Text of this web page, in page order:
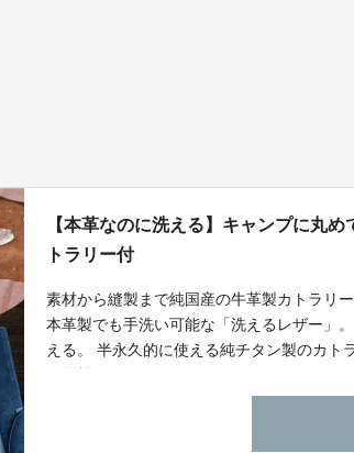
【本革なのに洗える】キャンプに丸
トラリー付
素材から縫製まで純国産の牛革製カトラリ
本革製でも手洗い可能な「洗えるレザー」
える。 半永久的に使える純チタン製のカト